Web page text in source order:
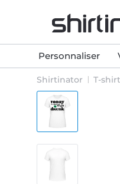
Personnaliser
Shirtinator T-